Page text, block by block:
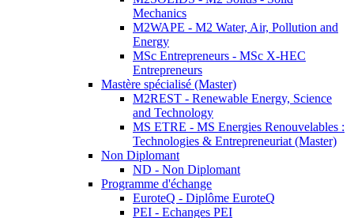
Mechanics
M2WAPE - M2 Water, Air, Pollution and
Energy
MSc Entrepreneurs - MSc X-HEC
Entrepreneurs
Mastère spécialisé (Master)
M2REST - Renewable Energy, Science
and Technology
MS ETRE - MS Energies Renouvelables :
Technologies & Entrepreneuriat (Master)
Non Diplomant
ND - Non Diplomant
Programme d'échange
EuroteQ - Diplôme EuroteQ
PEI - Echanges PEI